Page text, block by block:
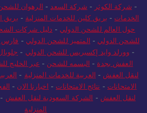
للشحن الدولي-هوم سيف للشحن الدولي-
-شركة الكوثر -شركة السعد-الرهوان
الخدمات-بريق كلين للخدمات المنزلية-بريق
حول العالم للشحن الدولي-دليل شركات
للشحن الدولي -المتميز للشحن الدولي - فارس
-وورلد وايد إكسبريس للشحن الدولي-
العفش بجدة -البسمه للشحن -عبر الخليج
لنقل العفش-العربية للخدمات المنزلية-
الامتحانات- نتائج الامتحانات- اخبارنا الان-
الشركة السعودية لنقل العفش